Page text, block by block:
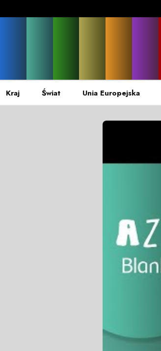
Kraj Świat Unia Europejska